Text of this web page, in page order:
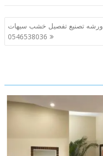
ورشه تصنيع تفصيل خشب سيهات
0546538036